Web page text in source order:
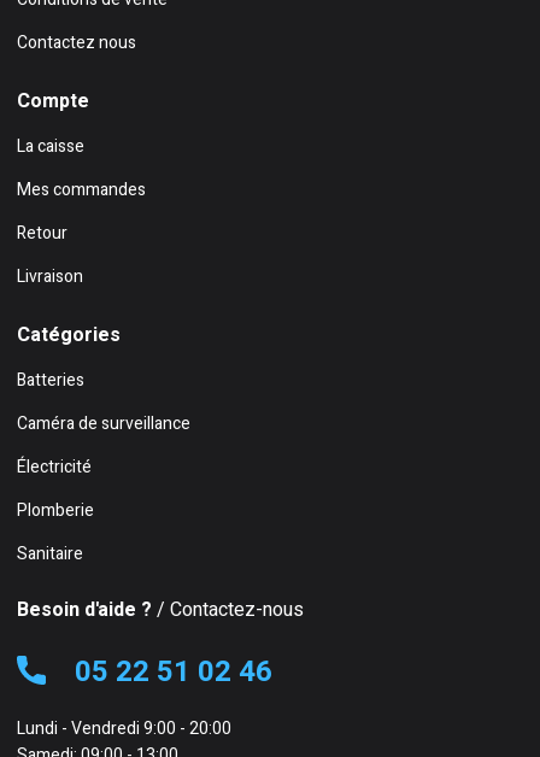
Contactez nous
Compte
La caisse
Mes commandes
Retour
Livraison
Catégories
Batteries
Caméra de surveillance
Électricité
Plomberie
Sanitaire
Besoin d'aide ? / Contactez-nous
05 22 51 02 46
Lundi - Vendredi 9:00 - 20:00